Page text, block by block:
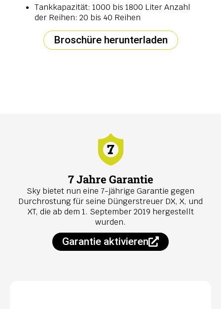
Tankkapazität: 1000 bis 1800 Liter Anzahl
der Reihen: 20 bis 40 Reihen
Broschüre herunterladen
7 Jahre Garantie
Sky bietet nun eine 7-jährige Garantie gegen
Durchrostung für seine Düngerstreuer DX, X, und
XT, die ab dem 1. September 2019 hergestellt
wurden.
Garantie aktivieren